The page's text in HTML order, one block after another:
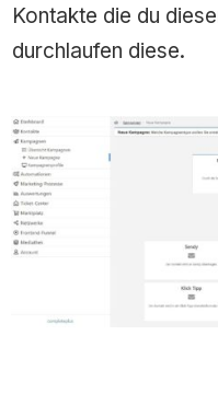
Kontakte die du
durchlaufen diese.